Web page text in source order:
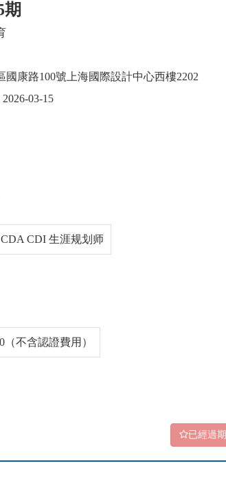
期
國康路100號上海國際設計中心西樓2202
03-15
CDI 生涯规划师
不含認證費用）
已經過期